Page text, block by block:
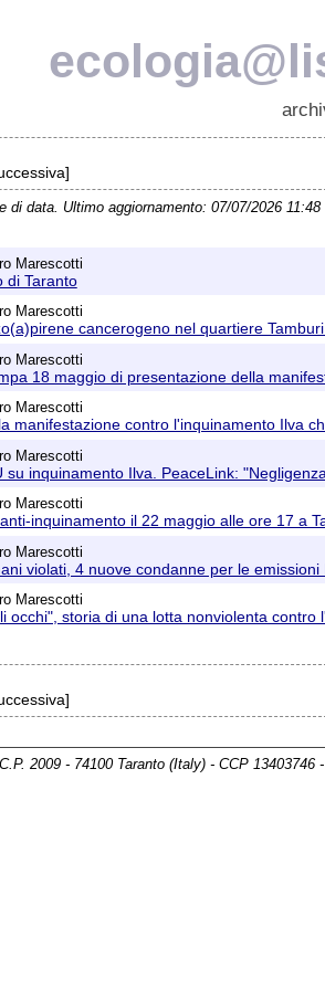
di data. Ultimo aggiornamento: 07/07/2026 11:48
Marescotti
di Taranto
Marescotti
cancerogeno nel quartiere
Marescotti
18 maggio di presentazione della
Marescotti
manifestazione contro l'inquinamento Ilva
Marescotti
su inquinamento Ilva. PeaceLink:
Marescotti
inquinamento il 22 maggio alle ore 17 a
Marescotti
violati, 4 nuove condanne per le emissioni
Marescotti
occhi", storia di una lotta nonviolenta
2009 - 74100 Taranto (Italy) - CCP 13403746